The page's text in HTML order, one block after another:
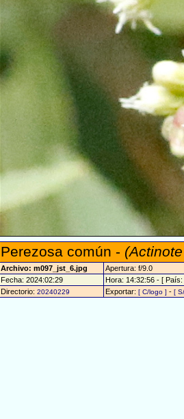
Perezosa común -
Archivo: m097_jst_6.jpg
Apertura: f/9.0
Fecha: 2024:02:29
Hora: 14:32:56 - [ País:
Directorio: 20240229 Exportar: [ C/logo ] - [